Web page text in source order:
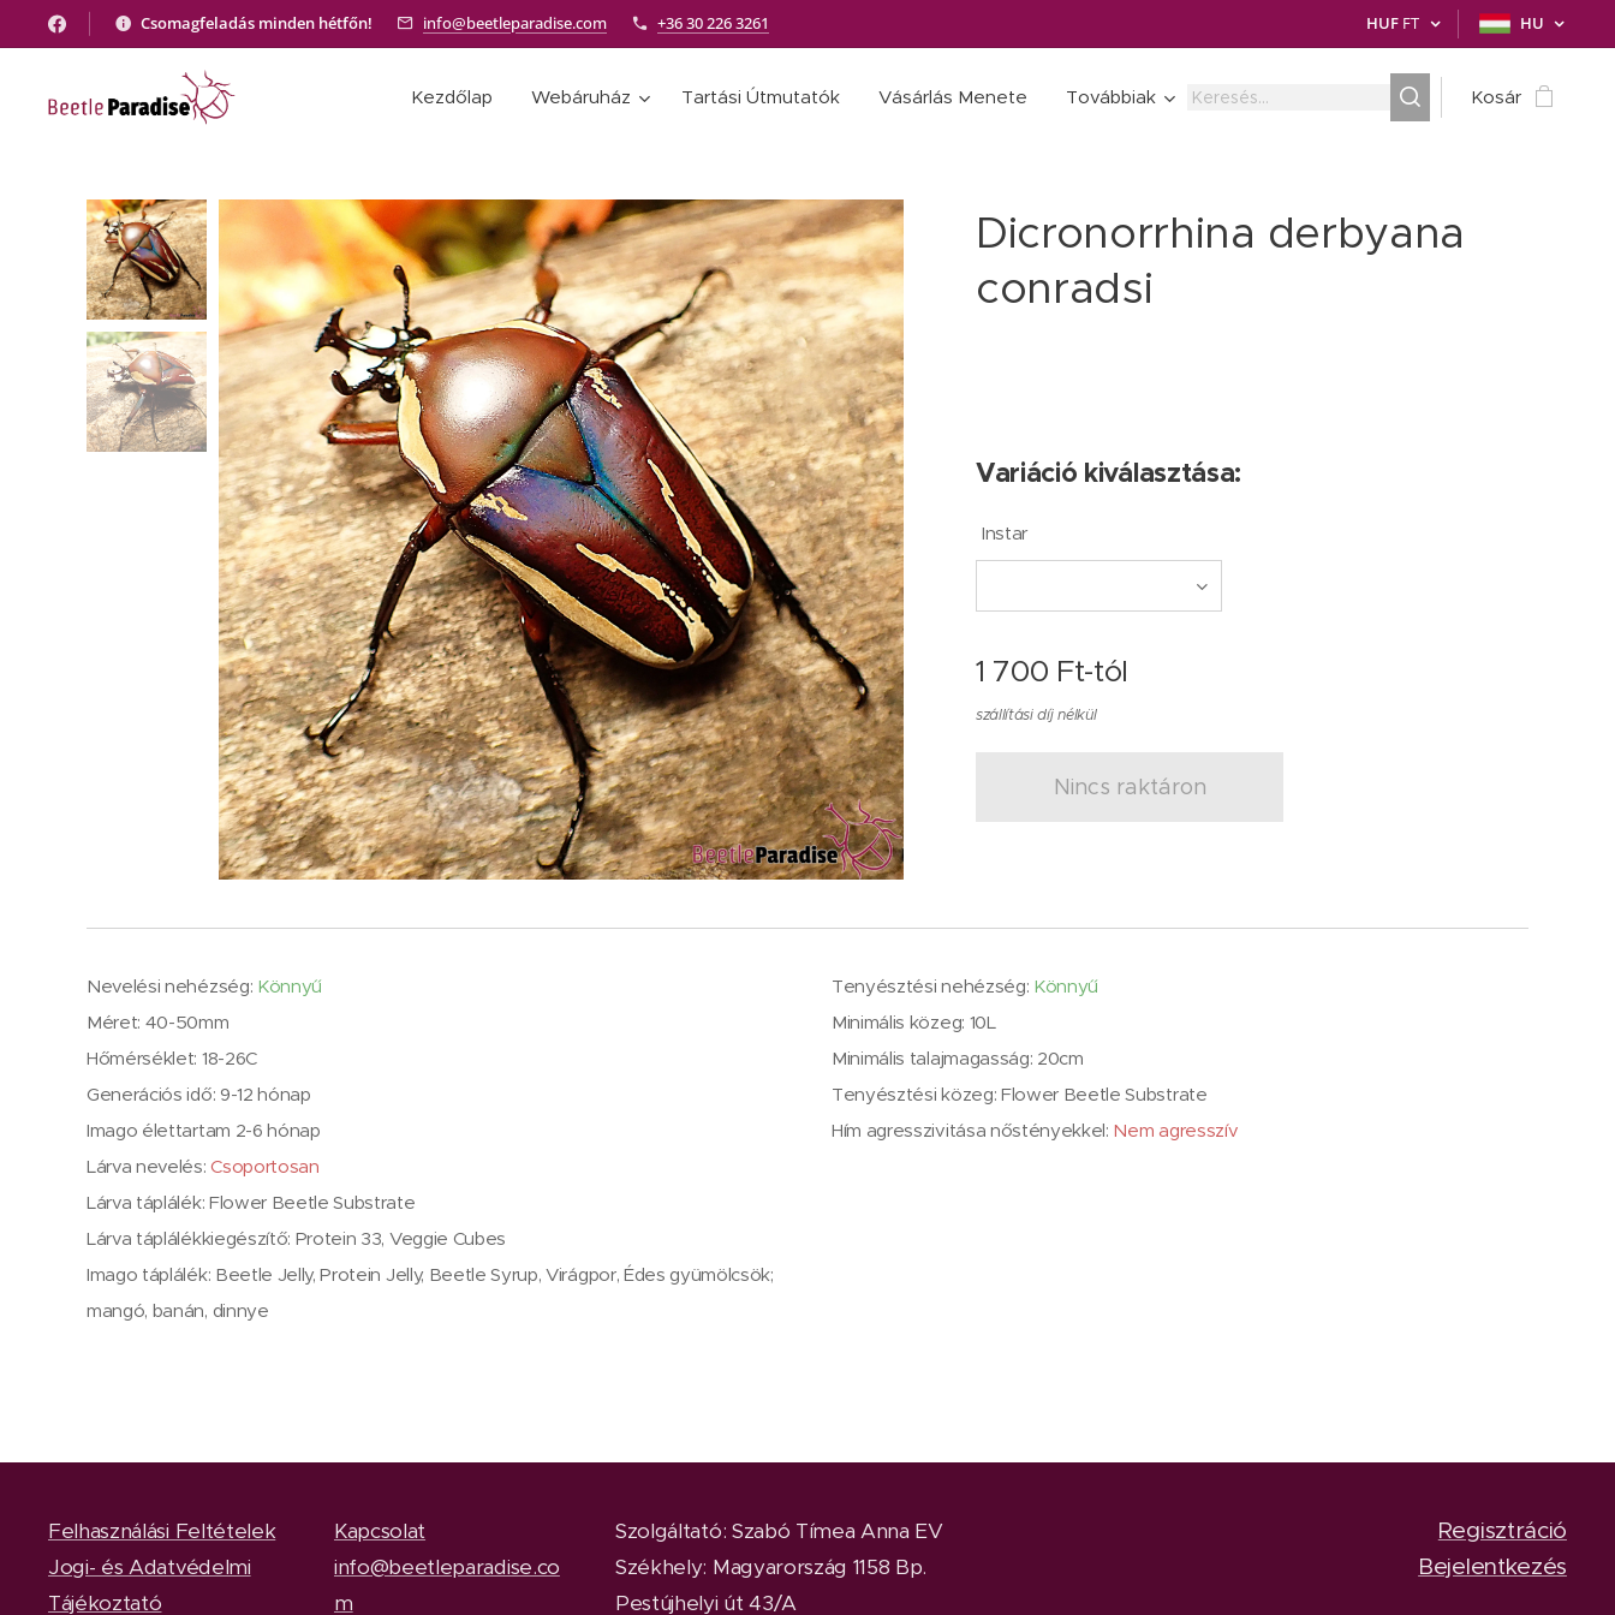
Csomagfeladás minden hétfőn! info@beetleparadise.com +36 30 226 3261 HUF FT HU
Kezdőlap Webáruház Tartási Útmutatók Vásárlás Menete Továbbiak Kosár
Dicronorrhina derbyana
conradsi
Variáció kiválasztása:
Instar
1 700 Ft-tól
szállítási díj nélkül
Nincs raktáron
Nevelési nehézség: Könnyű
Méret: 40-50mm
Hőmérséklet: 18-26C
Generációs idő: 9-12 hónap
Imago élettartam 2-6 hónap
Lárva nevelés: Csoportosan
Lárva táplálék: Flower Beetle Substrate
Lárva táplálékkiegészítő: Protein 33, Veggie Cubes
Imago táplálék: Beetle Jelly, Protein Jelly, Beetle Syrup, Virágpor, Édes gyümölcsök;
mangó, banán, dinnye
Tenyésztési nehézség: Könnyű
Minimális közeg: 10L
Minimális talajmagasság: 20cm
Tenyésztési közeg: Flower Beetle Substrate
Hím agresszivitása nőstényekkel: Nem agresszív
Felhasználási Feltételek
Jogi- és Adatvédelmi
Tájékoztató
Kapcsolat
info@beetleparadise.co
m
Szolgáltató: Szabó Tímea Anna EV
Székhely: Magyarország 1158 Bp.
Pestújhelyi út 43/A
Regisztráció
Bejelentkezés